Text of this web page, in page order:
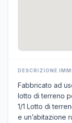
DESCRIZIONE
Fabbricato ad
lotto di terreno
1/1 Lotto di
e un’abitazione